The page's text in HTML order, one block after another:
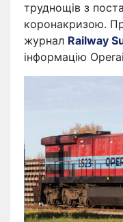
труднощів з
коронакризою.
журнал Railway
інформацію